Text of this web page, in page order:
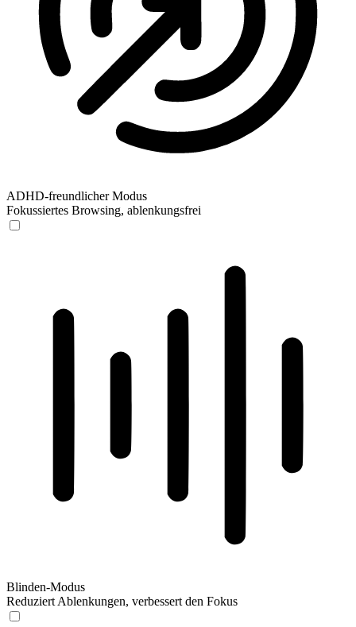
ADHD-freundlicher Modus
Fokussiertes Browsing, ablenkungsfrei
Blinden-Modus
Reduziert Ablenkungen, verbessert den Fokus